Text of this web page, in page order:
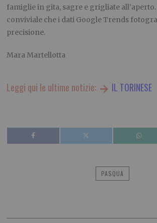
famiglie in gita, sagre e grigliate
conviviale che i dati Google Trends
precisione.
Mara Martellotta
Leggi qui le ultime notizie: IL TORINESE
PASQUA